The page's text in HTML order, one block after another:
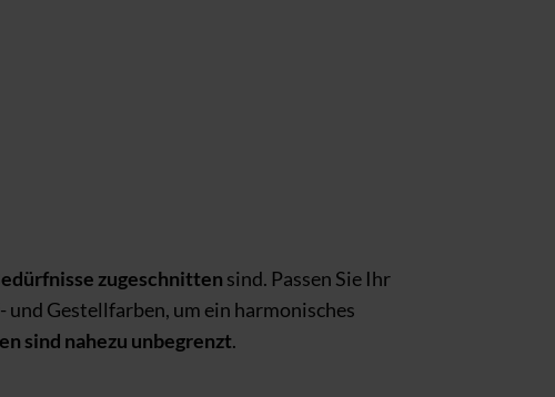
zugeschnitten sind. Passen Sie Ihr
und Gestellfarben, um ein harmonisches
sind nahezu unbegrenzt.